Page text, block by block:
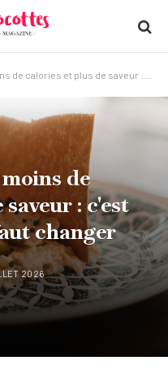
plus de saveur : c'est l'ingrédient qu'il faut changer
de
: c'est
changer
2026